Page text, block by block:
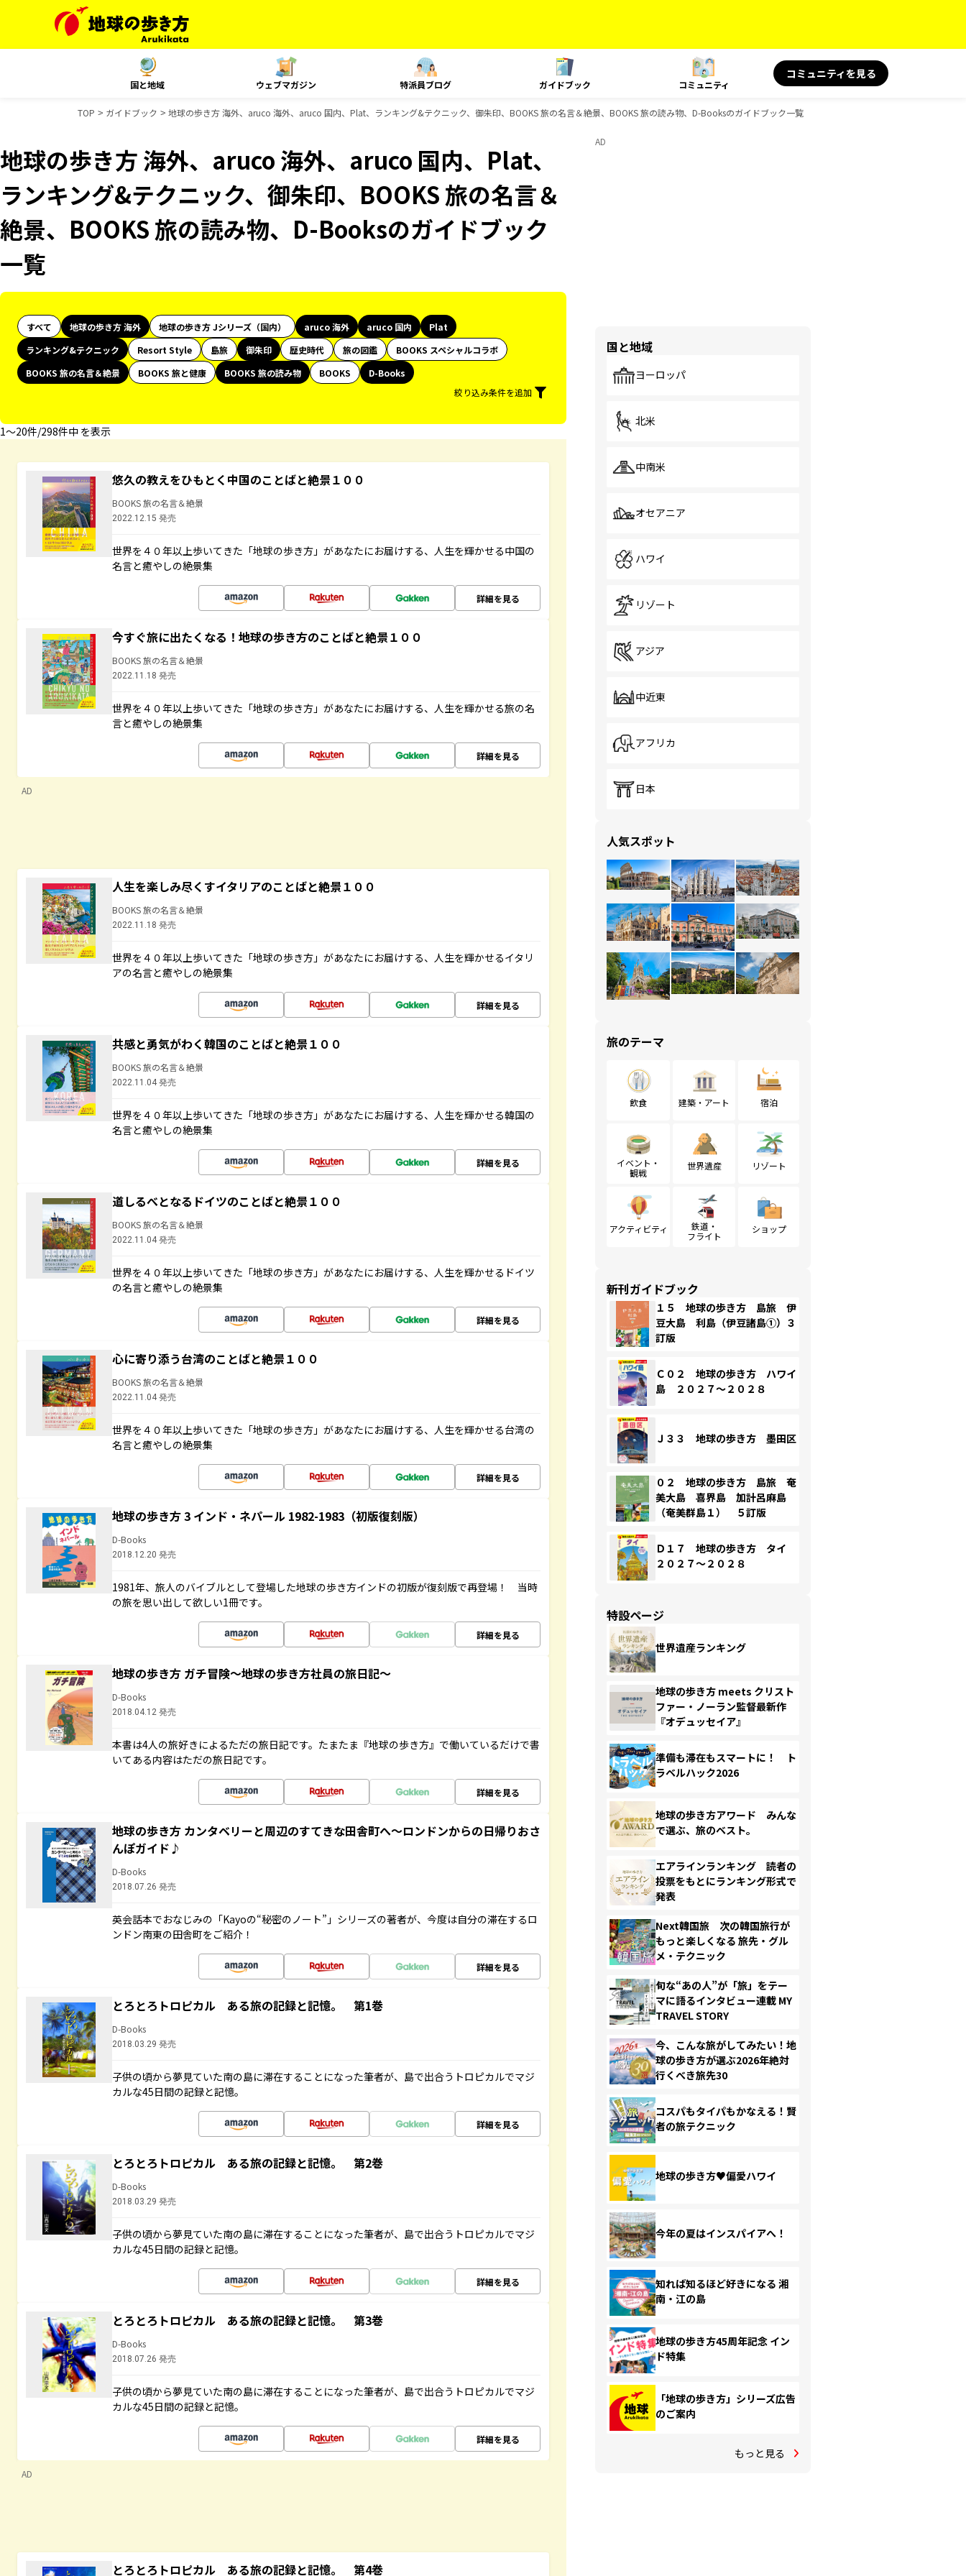
国と地域 ウェブマガジン 特派員ブログ ガイドブック コミュニティ
コミュニティを見る
TOP ガイドブック 地球の歩き方 海外、aruco 海外、aruco 国内、Plat、ランキング&テクニック、御朱印、BOOKS 旅の名言＆絶景、BOOKS 旅の読み物、D-Booksのガイドブック一覧
地球の歩き方 海外、aruco 海外、aruco 国内、Plat、
ランキング&テクニック、御朱印、BOOKS 旅の名言＆
絶景、BOOKS 旅の読み物、D-Booksのガイドブック
一覧
すべて 地球の歩き方 海外 地球の歩き方 Jシリーズ（国内） aruco 海外 aruco 国内
Plat
ランキング&テクニック
Resort Style 島旅 御朱印 歴史時代 旅の図鑑
BOOKS スペシャルコラボ
BOOKS 旅の名言＆絶景
BOOKS 旅と健康 BOOKS 旅の読み物 BOOKS
D-Books
絞り込み条件を追加
1〜20件/298件中 を表示
悠久の教えをひもとく中国のことばと絶景１００
BOOKS 旅の名言＆絶景
2022.12.15 発売
世界を４０年以上歩いてきた「地球の歩き方」があなたにお届けする、人生を輝かせる中国の
名言と癒やしの絶景集
詳細を見る
今すぐ旅に出たくなる！地球の歩き方のことばと絶景１００
BOOKS 旅の名言＆絶景
2022.11.18 発売
世界を４０年以上歩いてきた「地球の歩き方」があなたにお届けする、人生を輝かせる旅の名
言と癒やしの絶景集
詳細を見る
AD
人生を楽しみ尽くすイタリアのことばと絶景１００
BOOKS 旅の名言＆絶景
2022.11.18 発売
世界を４０年以上歩いてきた「地球の歩き方」があなたにお届けする、人生を輝かせるイタリ
アの名言と癒やしの絶景集
詳細を見る
共感と勇気がわく韓国のことばと絶景１００
BOOKS 旅の名言＆絶景
2022.11.04 発売
世界を４０年以上歩いてきた「地球の歩き方」があなたにお届けする、人生を輝かせる韓国の
名言と癒やしの絶景集
詳細を見る
道しるべとなるドイツのことばと絶景１００
BOOKS 旅の名言＆絶景
2022.11.04 発売
世界を４０年以上歩いてきた「地球の歩き方」があなたにお届けする、人生を輝かせるドイツ
の名言と癒やしの絶景集
詳細を見る
心に寄り添う台湾のことばと絶景１００
BOOKS 旅の名言＆絶景
2022.11.04 発売
世界を４０年以上歩いてきた「地球の歩き方」があなたにお届けする、人生を輝かせる台湾の
名言と癒やしの絶景集
詳細を見る
地球の歩き方 3 インド・ネパール 1982-1983（初版復刻版）
D-Books
2018.12.20 発売
1981年、旅人のバイブルとして登場した地球の歩き方インドの初版が復刻版で再登場！ 当時
の旅を思い出して欲しい1冊です。
詳細を見る
地球の歩き方 ガチ冒険～地球の歩き方社員の旅日記～
D-Books
2018.04.12 発売
本書は4人の旅好きによるただの旅日記です。たまたま『地球の歩き方』で働いているだけで書
いてある内容はただの旅日記です。
詳細を見る
地球の歩き方 カンタベリーと周辺のすてきな田舎町へ～ロンドンからの日帰りおさ
んぽガイド♪
D-Books
2018.07.26 発売
英会話本でおなじみの「Kayoの“秘密のノート”」シリーズの著者が、今度は自分の滞在するロ
ンドン南東の田舎町をご紹介！
詳細を見る
とろとろトロピカル ある旅の記録と記憶。 第1巻
D-Books
2018.03.29 発売
子供の頃から夢見ていた南の島に滞在することになった筆者が、島で出合うトロピカルでマジ
カルな45日間の記録と記憶。
詳細を見る
とろとろトロピカル ある旅の記録と記憶。 第2巻
D-Books
2018.03.29 発売
子供の頃から夢見ていた南の島に滞在することになった筆者が、島で出合うトロピカルでマジ
カルな45日間の記録と記憶。
詳細を見る
とろとろトロピカル ある旅の記録と記憶。 第3巻
D-Books
2018.07.26 発売
子供の頃から夢見ていた南の島に滞在することになった筆者が、島で出合うトロピカルでマジ
カルな45日間の記録と記憶。
詳細を見る
AD
とろとろトロピカル ある旅の記録と記憶。 第4巻
AD
国と地域
ヨーロッパ
北米
中南米
オセアニア
ハワイ
リゾート
アジア
中近東
アフリカ
日本
人気スポット
旅のテーマ
飲食 建築・アート 宿泊
イベント・
観戦
世界遺産 リゾート
アクティビティ
鉄道・
フライト
ショップ
新刊ガイドブック
１５ 地球の歩き方 島旅 伊
豆大島 利島（伊豆諸島①）３
訂版
Ｃ０２ 地球の歩き方 ハワイ
島 ２０２７～２０２８
Ｊ３３ 地球の歩き方 墨田区
０２ 地球の歩き方 島旅 奄
美大島 喜界島 加計呂麻島
（奄美群島１） ５訂版
Ｄ１７ 地球の歩き方 タイ
２０２７～２０２８
特設ページ
世界遺産ランキング
地球の歩き方 meets クリスト
ファー・ノーラン監督最新作
『オデュッセイア』
準備も滞在もスマートに！ ト
ラベルハック2026
地球の歩き方アワード みんな
で選ぶ、旅のベスト。
エアラインランキング 読者の
投票をもとにランキング形式で
発表
Next韓国旅 次の韓国旅行が
もっと楽しくなる 旅先・グル
メ・テクニック
旬な“あの人”が「旅」をテー
マに語るインタビュー連載 MY
TRAVEL STORY
今、こんな旅がしてみたい！地
球の歩き方が選ぶ2026年絶対
行くべき旅先30
コスパもタイパもかなえる！賢
者の旅テクニック
地球の歩き方♥偏愛ハワイ
今年の夏はインスパイアへ！
知れば知るほど好きになる 湘
南・江の島
地球の歩き方45周年記念 イン
ド特集
「地球の歩き方」シリーズ広告
のご案内
もっと見る